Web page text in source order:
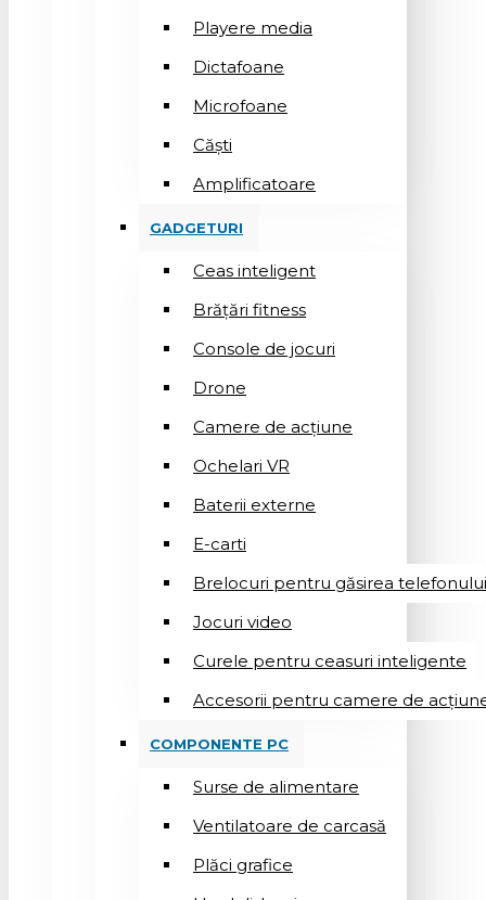
Playere media
Dictafoane
Microfoane
Căşti
Amplificatoare
GADGETURI
Ceas inteligent
Brățări fitness
Console de jocuri
Drone
Camere de acțiune
Ochelari VR
Baterii externe
E-carti
Brelocuri pentru găsirea telefonului
Jocuri video
Curele pentru ceasuri inteligente
Accesorii pentru camere de
COMPONENTE PC
Surse de alimentare
Ventilatoare de carcasă
Plăci grafice